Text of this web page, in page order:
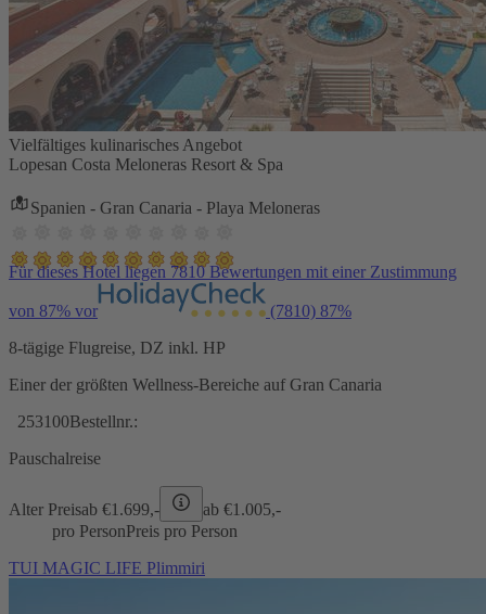
Vielfältiges kulinarisches Angebot
Lopesan Costa Meloneras Resort & Spa
Spanien - Gran Canaria - Playa Meloneras
Für dieses Hotel liegen 7810 Bewertungen mit einer Zustimmung
von 87% vor (7810) 87%
8-tägige Flugreise, DZ inkl. HP
Einer der größten Wellness-Bereiche auf Gran Canaria
253100Bestellnr.:
Pauschalreise
Alter Preisab €1.699,- ab €1.005,-
pro PersonPreis pro Person
TUI MAGIC LIFE Plimmiri